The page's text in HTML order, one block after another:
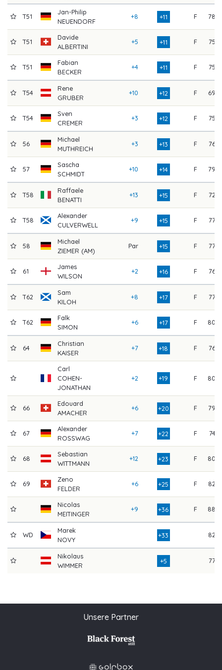
T51
Jan-Philip
NEUENDORF
+8 +11 F 78
T51
Davide
ALBERTINI
+5 +11 F 75
T51
Fabian
BECKER
+4 +11 F 75
T54
Rene
GRUBER
+10 +12 F 69
T54
Sven
CREMER
+3 +12 F 75
56
Michael
MUTHREICH
+3 +13 F 76
57
Sascha
SCHMIDT
+10 +14 F 79
T58
Raffaele
BENATTI
+13 +15 F 72
T58
Alexander
CULVERWELL
+9 +15 F 77
58
Michael
ZIEMER (AM)
Par +15 F 77
61
James
WILSON
+2 +16 F 76
T62
Sam
KILOH
+8 +17 F 77
T62
Falk
SIMON
+6 +17 F 80
64
Christian
KAISER
+7 +18 F 76
Carl
COHEN-
JONATHAN
+2 +19 F 80
66
Edouard
AMACHER
+6 +20 F 79
67
Alexander
ROSSWAG
+7 +22 F 74
68
Sebastian
WITTMANN
+12 +23 F 80
69
Zeno
FELDER
+6 +25 F 82
Nicolas
MEITINGER
+9 +36 F 88
WD
Marek
NOVY
+33 82
Nikolaus
WIMMER
+5 77